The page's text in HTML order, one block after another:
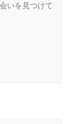
いを見つけて